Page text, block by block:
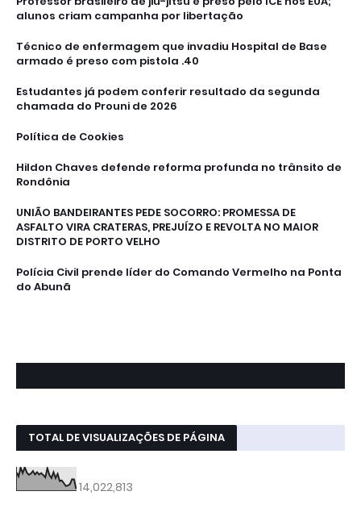
alunos criam campanha por libertação
Técnico de enfermagem que invadiu Hospital de Base
armado é preso com pistola .40
Estudantes já podem conferir resultado da segunda
chamada do Prouni de 2026
Política de Cookies
Hildon Chaves defende reforma profunda no trânsito de
Rondônia
UNIÃO BANDEIRANTES PEDE SOCORRO: PROMESSA DE
ASFALTO VIRA CRATERAS, PREJUÍZO E REVOLTA NO MAIOR
DISTRITO DE PORTO VELHO
Polícia Civil prende líder do Comando Vermelho na Ponta
do Abunã
TOTAL DE VISUALIZAÇÕES DE PÁGINA
14,022,813